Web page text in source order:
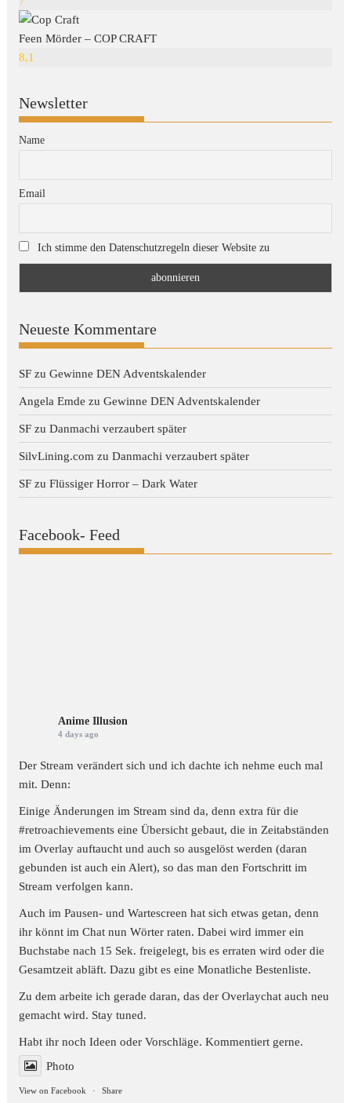
Feen Mörder – COP CRAFT
8.1
Newsletter
Name
Email
Ich stimme den Datenschutzregeln dieser Website zu
Neueste Kommentare
SF zuGewinne DEN Adventskalender
Angela Emde zuGewinne DEN Adventskalender
SF zuDanmachi verzaubert später
SilvLining.com zuDanmachi verzaubert später
SF zuFlüssiger Horror – Dark Water
Facebook- Feed
Anime Illusion
4 days ago
Der Stream verändert sich und ich dachte ich nehme euch mal
mit. Denn:
Einige Änderungen im Stream sind da, denn extra für die
#retroachievements eine Übersicht gebaut, die in Zeitabständen
im Overlay auftaucht und auch so ausgelöst werden (daran
gebunden ist auch ein Alert), so das man den Fortschritt im
Stream verfolgen kann.
Auch im Pausen- und Wartescreen hat sich etwas getan, denn
ihr könnt im Chat nun Wörter raten. Dabei wird immer ein
Buchstabe nach 15 Sek. freigelegt, bis es erraten wird oder die
Gesamtzeit abläft. Dazu gibt es eine Monatliche Bestenliste.
Zu dem arbeite ich gerade daran, das der Overlaychat auch neu
gemacht wird. Stay tuned.
Habt ihr noch Ideen oder Vorschläge. Kommentiert gerne.
Photo
View on Facebook · Share